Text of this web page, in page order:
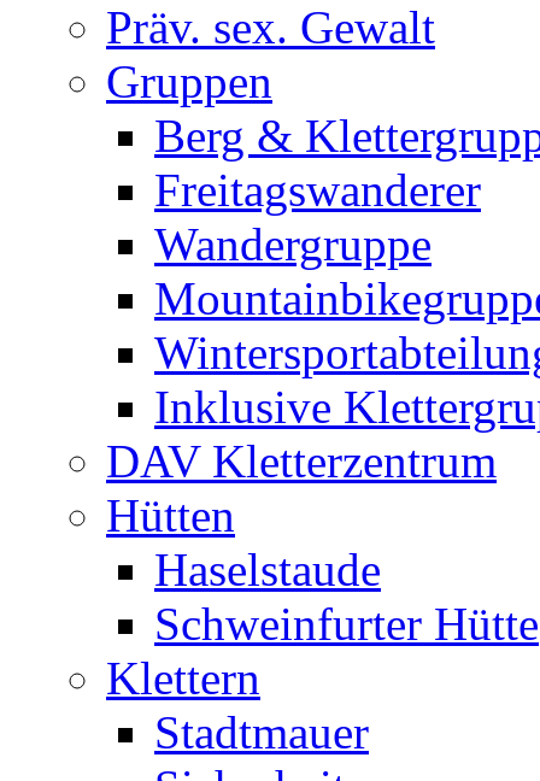
Präv. sex. Gewalt
Gruppen
Berg &
Freitagswanderer
Wandergruppe
Inklusive
DAV Kletterzentrum
Hütten
Haselstaude
Schweinfurter Hütte
Klettern
Stadtmauer